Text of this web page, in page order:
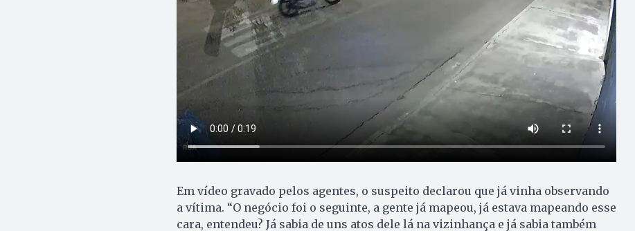
Em vídeo gravado pelos agentes, o suspeito declarou que já vinha observando
a vítima. “O negócio foi o seguinte, a gente já mapeou, já estava mapeando esse
cara, entendeu? Já sabia de uns atos dele lá na vizinhança e já sabia também